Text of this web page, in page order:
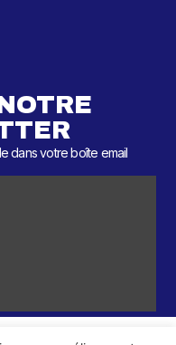
dans votre boîte email